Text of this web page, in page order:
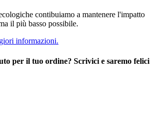
contibuiamo a mantenere l'impatto
il più basso possibile.
informazioni.
per il tuo ordine? Scrivici e saremo felici